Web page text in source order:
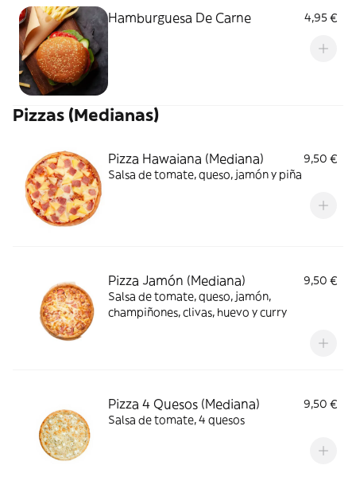
Hamburguesa De Carne 4,95 €
Pizzas (Medianas)
Pizza Hawaiana (Mediana)
9,50 €
Salsa de tomate, queso, jamón y piña
Pizza Jamón (Mediana)
9,50 €
Salsa de tomate, queso, jamón,
champiñones, clivas, huevo y curry
Pizza 4 Quesos (Mediana)
9,50 €
Salsa de tomate, 4 quesos